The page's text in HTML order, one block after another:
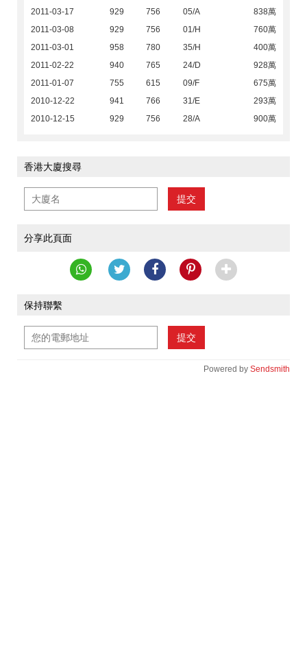
2011-03-17
929 756 05/A
838萬
2011-03-08
929 756 01/H
760萬
2011-03-01
958 780 35/H
400萬
2011-02-22
940 765 24/D
928萬
2011-01-07
755 615 09/F
675萬
2010-12-22
941 766 31/E
293萬
2010-12-15
929 756 28/A 900萬
香港大廈搜尋
提交
分享此頁面
保持聯繫
提交
Powered by Sendsmith